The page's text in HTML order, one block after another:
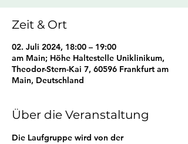
Zeit & Ort
02. Juli 2024, 18:00 – 19:00
am Main; Höhe Haltestelle Uniklinikum,
Theodor-Stern-Kai 7, 60596 Frankfurt am
Main, Deutschland
Über die Veranstaltung
Die Laufgruppe wird von der